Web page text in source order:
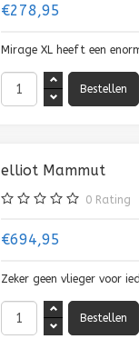
€278,95
Mirage XL heeft een
elliot Mammut
0 Rating
€694,95
Zeker geen vlieger voor